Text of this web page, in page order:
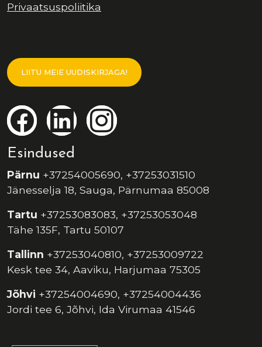
Privaatsuspoliitika
LIITU MEIE UUDISKIRJAGA!
Esindused
Pärnu +37254005690, +37253031510
Jänesselja 18, Sauga, Pärnumaa 85008
Tartu +37253083083, +37253053048
Tähe 135F, Tartu 50107
Tallinn +37253040810, +37253009722
Kesk tee 34, Aaviku, Harjumaa 75305
Jõhvi +37254004690, +37254004436
Jordi tee 6, Jõhvi, Ida Virumaa 41546